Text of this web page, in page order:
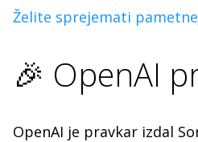
Želite sprejemati
🎉 OpenAI
OpenAI je pravkar izdal